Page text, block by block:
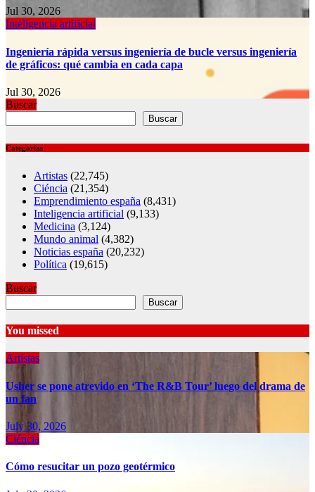
Jul 30, 2026
Inteligencia artificial
Ingeniería rápida versus ingeniería de bucle versus ingeniería
de gráficos: qué cambia en cada capa
Jul 30, 2026
Buscar
Buscar
Categorías
Artistas (22,745)
Ciéncia (21,354)
Emprendimiento españa (8,431)
Inteligencia artificial (9,133)
Medicina (3,124)
Mundo animal (4,382)
Noticias españa (20,232)
Política (19,615)
Buscar
Buscar
You missed
Artistas
Usher se pone atrevido en ‘The R&B Tour’ luego del drama de
un fan
July 30, 2026
Ciéncia
Cómo resucitar un pozo geotérmico